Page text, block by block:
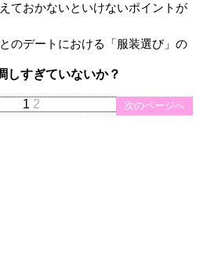
ておかないといけないポイントが
のデートにおける「服装選び」の
しすぎていないか？
次のページへ
1 2